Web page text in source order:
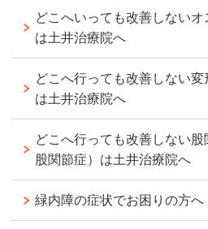
どこへいっても改善しない
は土井治療院へ
どこへ行っても改善しない
は土井治療院へ
どこへ行っても改善しない
股関節症）は土井治療院へ
緑内障の症状でお困りの方へ